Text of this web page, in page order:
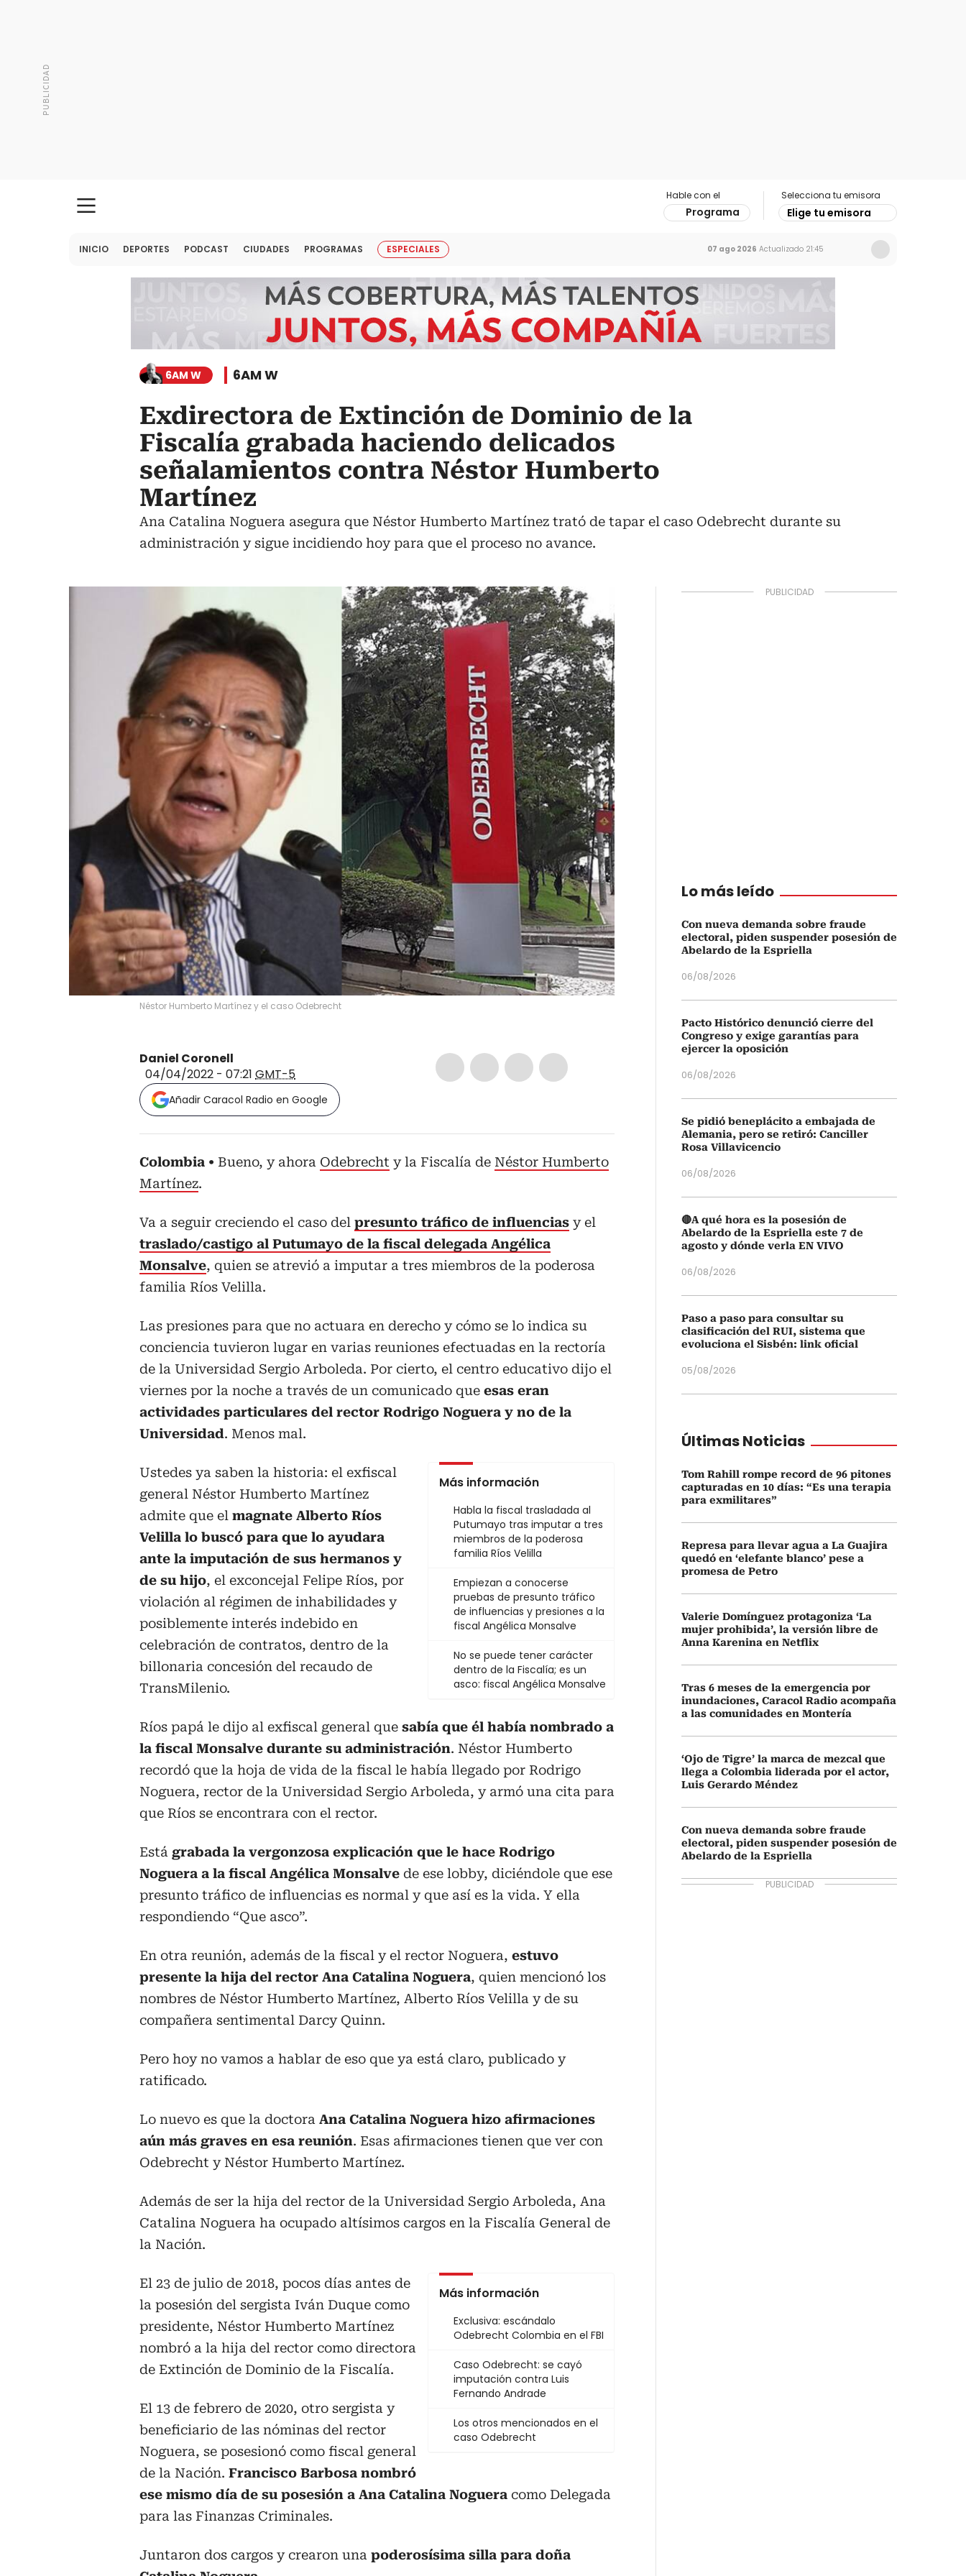
Hable con el
Programa
Selecciona tu emisora
Elige tu emisora
INICIO DEPORTES PODCAST CIUDADES PROGRAMAS ESPECIALES 07 ago 2026 Actualizado 21:45
6AM W 6AM W
Exdirectora de Extinción de Dominio de la
Fiscalía grabada haciendo delicados
señalamientos contra Néstor Humberto
Martínez
Ana Catalina Noguera asegura que Néstor Humberto Martínez trató de tapar el caso Odebrecht durante su
administración y sigue incidiendo hoy para que el proceso no avance.
Néstor Humberto Martínez y el caso Odebrecht
Daniel Coronell
04/04/2022 - 07:21 GMT-5
Añadir Caracol Radio en Google
Colombia Bueno, y ahora Odebrecht y la Fiscalía de Néstor Humberto
Martínez.
Va a seguir creciendo el caso del presunto tráfico de influencias y el
traslado/castigo al Putumayo de la fiscal delegada Angélica
Monsalve, quien se atrevió a imputar a tres miembros de la poderosa
familia Ríos Velilla.
Las presiones para que no actuara en derecho y cómo se lo indica su
conciencia tuvieron lugar en varias reuniones efectuadas en la rectoría
de la Universidad Sergio Arboleda. Por cierto, el centro educativo dijo el
viernes por la noche a través de un comunicado que esas eran
actividades particulares del rector Rodrigo Noguera y no de la
Universidad. Menos mal.
Más información
Habla la fiscal trasladada al
Putumayo tras imputar a tres
miembros de la poderosa
familia Ríos Velilla
Empiezan a conocerse
pruebas de presunto tráfico
de influencias y presiones a la
fiscal Angélica Monsalve
No se puede tener carácter
dentro de la Fiscalía; es un
asco: fiscal Angélica Monsalve
Ustedes ya saben la historia: el exfiscal
general Néstor Humberto Martínez
admite que el magnate Alberto Ríos
Velilla lo buscó para que lo ayudara
ante la imputación de sus hermanos y
de su hijo, el exconcejal Felipe Ríos, por
violación al régimen de inhabilidades y
posiblemente interés indebido en
celebración de contratos, dentro de la
billonaria concesión del recaudo de
TransMilenio.
Ríos papá le dijo al exfiscal general que sabía que él había nombrado a
la fiscal Monsalve durante su administración. Néstor Humberto
recordó que la hoja de vida de la fiscal le había llegado por Rodrigo
Noguera, rector de la Universidad Sergio Arboleda, y armó una cita para
que Ríos se encontrara con el rector.
Está grabada la vergonzosa explicación que le hace Rodrigo
Noguera a la fiscal Angélica Monsalve de ese lobby, diciéndole que ese
presunto tráfico de influencias es normal y que así es la vida. Y ella
respondiendo “Que asco”.
En otra reunión, además de la fiscal y el rector Noguera, estuvo
presente la hija del rector Ana Catalina Noguera, quien mencionó los
nombres de Néstor Humberto Martínez, Alberto Ríos Velilla y de su
compañera sentimental Darcy Quinn.
Pero hoy no vamos a hablar de eso que ya está claro, publicado y
ratificado.
Lo nuevo es que la doctora Ana Catalina Noguera hizo afirmaciones
aún más graves en esa reunión. Esas afirmaciones tienen que ver con
Odebrecht y Néstor Humberto Martínez.
Además de ser la hija del rector de la Universidad Sergio Arboleda, Ana
Catalina Noguera ha ocupado altísimos cargos en la Fiscalía General de
la Nación.
Más información
Exclusiva: escándalo
Odebrecht Colombia en el FBI
Caso Odebrecht: se cayó
imputación contra Luis
Fernando Andrade
Los otros mencionados en el
caso Odebrecht
El 23 de julio de 2018, pocos días antes de
la posesión del sergista Iván Duque como
presidente, Néstor Humberto Martínez
nombró a la hija del rector como directora
de Extinción de Dominio de la Fiscalía.
El 13 de febrero de 2020, otro sergista y
beneficiario de las nóminas del rector
Noguera, se posesionó como fiscal general
de la Nación. Francisco Barbosa nombró
ese mismo día de su posesión a Ana Catalina Noguera como Delegada
para las Finanzas Criminales.
Juntaron dos cargos y crearon una poderosísima silla para doña
Lo más leído
Con nueva demanda sobre fraude
electoral, piden suspender posesión de
Abelardo de la Espriella
06/08/2026
Pacto Histórico denunció cierre del
Congreso y exige garantías para
ejercer la oposición
06/08/2026
Se pidió beneplácito a embajada de
Alemania, pero se retiró: Canciller
Rosa Villavicencio
06/08/2026
🔴A qué hora es la posesión de
Abelardo de la Espriella este 7 de
agosto y dónde verla EN VIVO
06/08/2026
Paso a paso para consultar su
clasificación del RUI, sistema que
evoluciona el Sisbén: link oficial
05/08/2026
Últimas Noticias
Tom Rahill rompe record de 96 pitones
capturadas en 10 días: “Es una terapia
para exmilitares”
Represa para llevar agua a La Guajira
quedó en ‘elefante blanco’ pese a
promesa de Petro
Valerie Domínguez protagoniza ‘La
mujer prohibida’, la versión libre de
Anna Karenina en Netflix
Tras 6 meses de la emergencia por
inundaciones, Caracol Radio acompaña
a las comunidades en Montería
‘Ojo de Tigre’ la marca de mezcal que
llega a Colombia liderada por el actor,
Luis Gerardo Méndez
Con nueva demanda sobre fraude
electoral, piden suspender posesión de
Abelardo de la Espriella